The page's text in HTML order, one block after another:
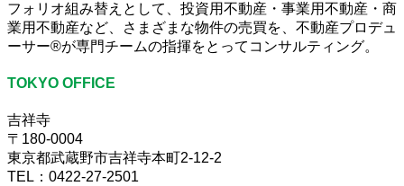
フォリオ組み替えとして、投資用不動産・事業用不動産・商
業用不動産など、さまざまな物件の売買を、不動産プロデュ
ーサー®が専門チームの指揮をとってコンサルティング。
TOKYO OFFICE
吉祥寺
〒180-0004
東京都武蔵野市吉祥寺本町2-12-2
TEL：0422-27-2501